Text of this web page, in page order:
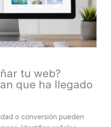
tu web?
que ha llegado
o conversión pueden